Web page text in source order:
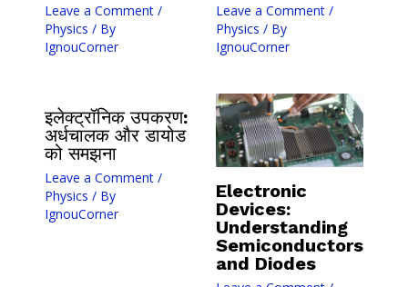
Leave a Comment /
Physics / By
IgnouCorner
Leave a Comment /
Physics / By
IgnouCorner
इलेक्ट्रॉनिक उपकरण:
अर्धचालक और डायोड
को समझना
Leave a Comment /
Physics / By
IgnouCorner
Electronic
Devices:
Understanding
Semiconductors
and Diodes